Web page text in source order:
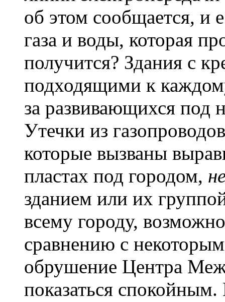
об этом сообщается, и
газа и воды, которая
получится? Здания с
подходящими к
за развивающихся под
Утечки из
которые вызваны
пластах под городом,
зданием или их
всему городу,
сравнению с
обрушение Центра
показаться спокойным.